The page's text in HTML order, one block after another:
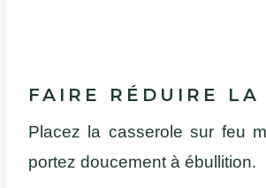
FAIRE RÉDUIRE LA
Placez la casserole sur feu
portez doucement à ébullition.